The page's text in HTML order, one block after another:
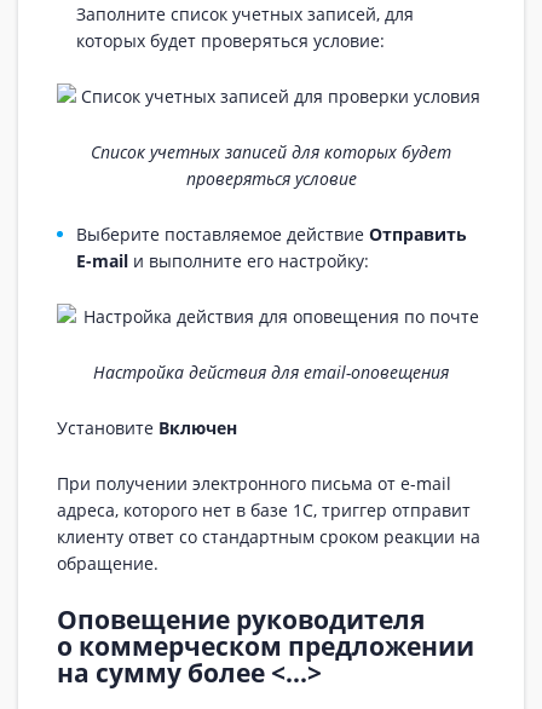
Заполните список учетных записей, для
которых будет проверяться условие:
Список учетных записей для которых будет
проверяться условие
Выберите поставляемое действие Отправить
E-mail и выполните его настройку:
Настройка действия для email-оповещения
Установите Включен
При получении электронного письма от e-mail
адреса, которого нет в базе 1С, триггер отправит
клиенту ответ со стандартным сроком реакции на
обращение.
Оповещение руководителя
о коммерческом предложении
на сумму более <...>